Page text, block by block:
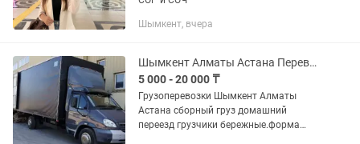
Шымкент, вчера
Шымкент Алматы Астана Перевозки сборные грузы домашний переезд Грузчики
5 000 - 20 000 ₸
Грузоперевозки Шымкент Алматы
Астана сборный груз домашний
переезд грузчики бережные.форма